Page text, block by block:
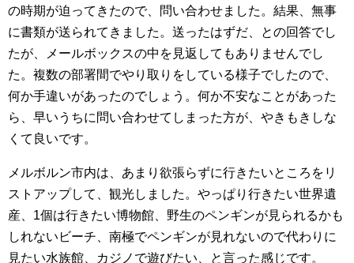
の時期が迫ってきたので、問い合わせました。結果、無事
に書類が送られてきました。送ったはずだ、との回答でし
たが、メールボックスの中を見返してもありませんでし
た。複数の部署間でやり取りをしている様子でしたので、
何か手違いがあったのでしょう。何か不安なことがあった
ら、早いうちに問い合わせてしまった方が、やきもきしな
くて良いです。
メルボルン市内は、あまり欲張らずに行きたいところをリ
ストアップして、観光しました。やっぱり行きたい世界遺
産、1個は行きたい博物館、野生のペンギンが見られるかも
しれないビーチ、南極でペンギンが見れないので代わりに
見たい水族館、カジノで遊びたい、と言った感じです。